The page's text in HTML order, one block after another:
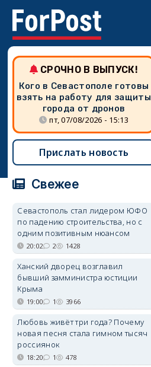
СРОЧНО В ВЫПУСК!
Кого в Севастополе готовы
взять на работу для защиты
города от дронов
пт, 07/08/2026 - 15:13
Прислать новость
Свежее
Севастополь стал лидером ЮФО
по падению строительства, но с
одним позитивным нюансом
20:02 2 1428
Ханский дворец возглавил
бывший замминистра юстиции
Крыма
19:00 1 3966
Любовь живёт три года? Почему
новая песня стала гимном тысяч
россиянок
18:20 1 478